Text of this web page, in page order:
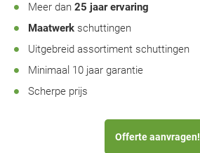
Meer dan 25 jaar ervaring
Maatwerk schuttingen
Uitgebreid assortiment schuttingen
Minimaal 10 jaar garantie
Scherpe prijs
Offerte aanvragen!